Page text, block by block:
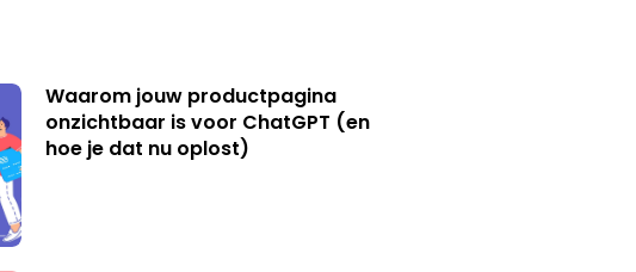
Waarom jouw productpagina
onzichtbaar is voor ChatGPT (en
hoe je dat nu oplost)